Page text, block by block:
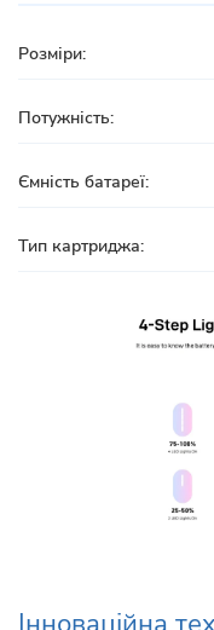
Розміри:
Потужність:
Ємність батареї:
Тип картриджа: